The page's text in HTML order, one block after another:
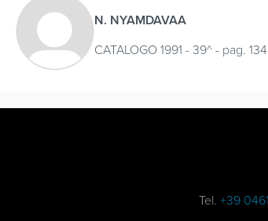
N. NYAMDAVAA
CATALOGO 1991 - 39^ - pag. 134
Tel. +39